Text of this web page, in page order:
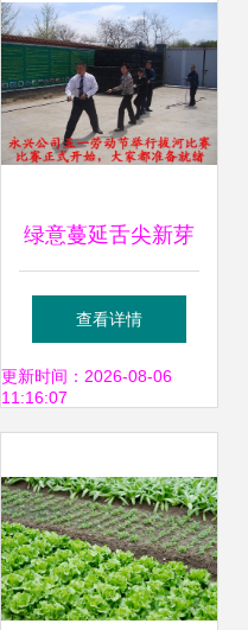
绿意蔓延舌尖新芽
都市芽苗菜种植与
健康生活新选择
查看详情
更新时间：2026-08-06
11:16:07